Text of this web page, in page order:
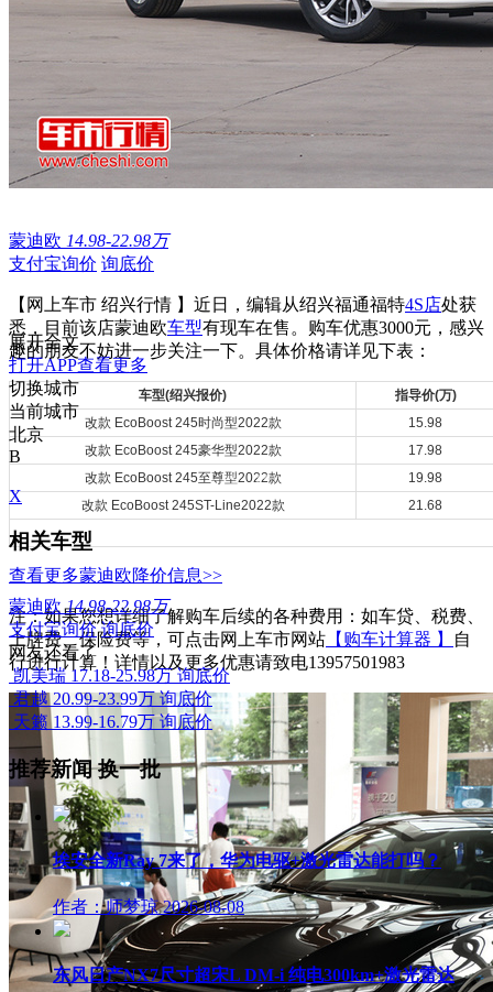
蒙迪欧 14.98-22.98万
支付宝询价 询底价
【网上车市 绍兴行情 】近日，编辑从绍兴福通福特4S店处获
悉，目前该店蒙迪欧车型有现车在售。购车优惠3000元，感兴
趣的朋友不妨进一步关注一下。具体价格请详见下表：
车型(绍兴报价)
指导价(万)
改款 EcoBoost 245时尚型2022款
15.98
改款 EcoBoost 245豪华型2022款
17.98
改款 EcoBoost 245至尊型2022款
19.98
改款 EcoBoost 245ST-Line2022款
21.68
查看更多蒙迪欧降价信息>>
注：如果您想详细了解购车后续的各种费用：如车贷、税费、
上牌费、保险费等，可点击网上车市网站 【购车计算器 】
自
行进行计算！详情以及更多优惠请致电13957501983
展开全文
打开APP查看更多
切换城市
当前城市
北京
B
X
相关车型
蒙迪欧 14.98-22.98万
支付宝询价 询底价
网友还看了
凯美瑞 17.18-25.98万 询底价
君越 20.99-23.99万 询底价
天籁 13.99-16.79万 询底价
推荐新闻换一批
埃安全新Ray 7来了，华为电驱+激光雷达能打吗？
作者：师梦琼 2026-08-08
东风日产NX7尺寸超宋L DM-i 纯电300km+激光雷达